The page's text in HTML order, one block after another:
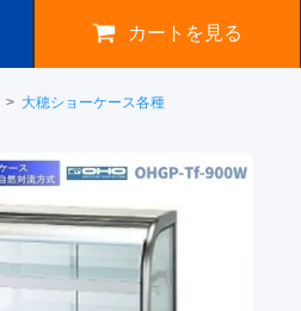
カートを見る
> 大穂ショーケース各種